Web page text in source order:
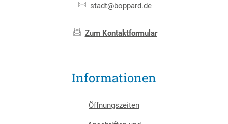
stadt@boppard.de
Zum Kontaktformular
Informationen
Öffnungszeiten